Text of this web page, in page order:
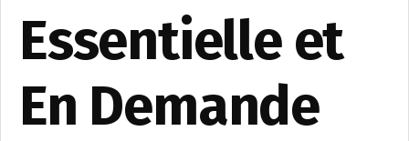
Essentielle et
En Demande